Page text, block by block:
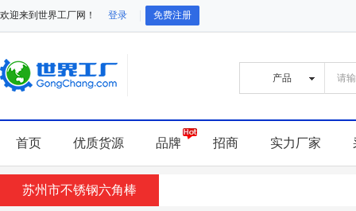
欢迎来到世界工厂网！ 登录 免费注册
首页 优质货源 品牌 招商 实力厂家
苏州市不锈钢六角棒